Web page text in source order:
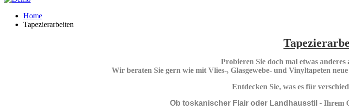
Home
Tapezierarbeiten
Probieren Sie doch mal etwas
Wir beraten Sie gern wie mit Vlies-, Glasgewebe- und Vinyltapeten
Entdecken Sie, was es für
Ob toskanischer Flair oder Landhausstil - Ihrem